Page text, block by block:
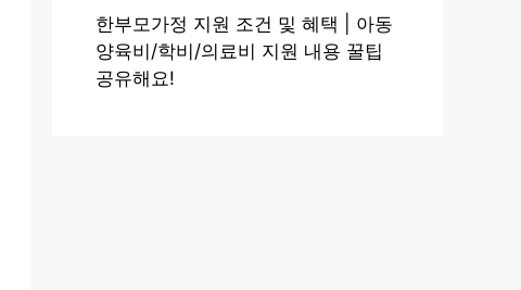
한부모가정 지원 조건 및 혜택 | 아동
양육비/학비/의료비 지원 내용 꿀팁
공유해요!